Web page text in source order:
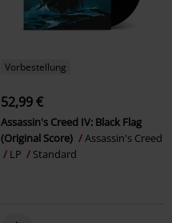
Vorbestellung
52,99 €
Assassin's Creed IV: Black Flag
(Original Score)
Assassin's Creed
LP
Standard